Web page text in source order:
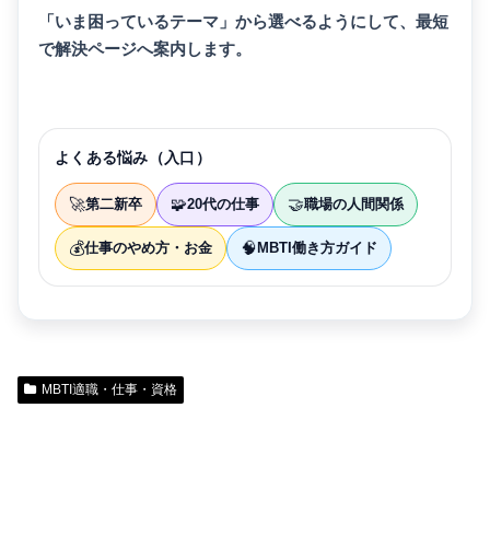
「いま困っているテーマ」から選べるようにして、最短
で解決ページへ案内します。
よくある悩み（入口）
🚀第二新卒 🧩20代の仕事 🤝職場の人間関係
💰仕事のやめ方・お金 🧠 MBTI働き方ガイド
MBTI適職・仕事・資格